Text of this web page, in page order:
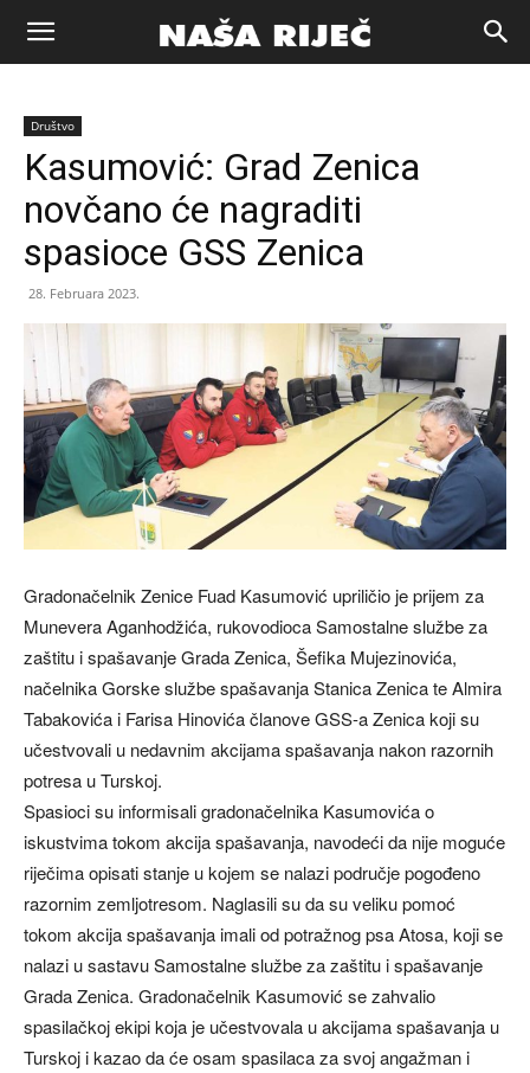
Naša
riječ
Društvo
Kasumović: Grad Zenica
novčano će nagraditi
spasioce GSS Zenica
28. Februara 2023.
Gradonačelnik Zenice Fuad Kasumović upriličio je prijem za
Munevera Aganhodžića, rukovodioca Samostalne službe za
zaštitu i spašavanje Grada Zenica, Šefika Mujezinovića,
načelnika Gorske službe spašavanja Stanica Zenica te Almira
Tabakovića i Farisa Hinovića članove GSS-a Zenica koji su
učestvovali u nedavnim akcijama spašavanja nakon razornih
potresa u Turskoj.
Spasioci su informisali gradonačelnika Kasumovića o
iskustvima tokom akcija spašavanja, navodeći da nije moguće
riječima opisati stanje u kojem se nalazi područje pogođeno
razornim zemljotresom. Naglasili su da su veliku pomoć
tokom akcija spašavanja imali od potražnog psa Atosa, koji se
nalazi u sastavu Samostalne službe za zaštitu i spašavanje
Grada Zenica. Gradonačelnik Kasumović se zahvalio
spasilačkoj ekipi koja je učestvovala u akcijama spašavanja u
Turskoj i kazao da će osam spasilaca za svoj angažman i